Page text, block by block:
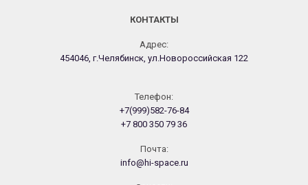
КОНТАКТЫ
Адрес:
454046, г.Челябинск, ул.Новороссийская 122
Телефон:
+7(999)582-76-84
+7 800 350 79 36
Почта:
info@hi-space.ru